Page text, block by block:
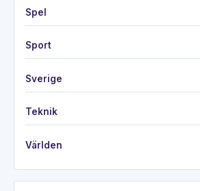
Spel
Sport
Sverige
Teknik
Världen